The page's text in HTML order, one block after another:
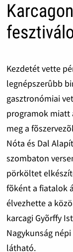
Kezdetét vette
legnépszerûbb
gasztronómiai
programok miatt
meg a
Nóta és Dal
szombaton
pörköltet
fõként a fiatalok
élvezhette a
karcagi Gyõrffy
Nagykunság
látható.